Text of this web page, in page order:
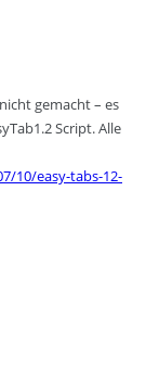
gemacht – es
Script. Alle
10/easy-tabs-12-